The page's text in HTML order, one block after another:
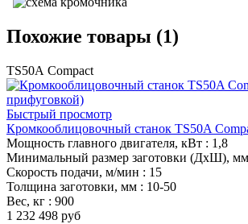
Похожие товары (1)
TS50А Compact
Быстрый просмотр
Кромкооблицовочный станок TS50A
Мощность главного двигателя, кВт : 1,8
Минимальный размер заготовки (ДхШ), мм
Скорость подачи, м/мин : 15
Толщина заготовки, мм : 10-50
Вес, кг : 900
1 232 498 руб